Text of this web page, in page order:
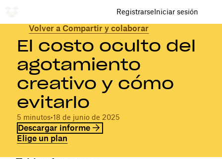
RegistrarseIniciar sesión
Volver a Compartir y colaborar
El costo oculto del
agotamiento
creativo y cómo
evitarlo
5 minutos•18 de junio de 2025
Descargar informe
Elige un plan